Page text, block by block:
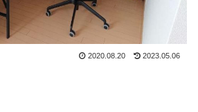
2020.08.20 2023.05.06